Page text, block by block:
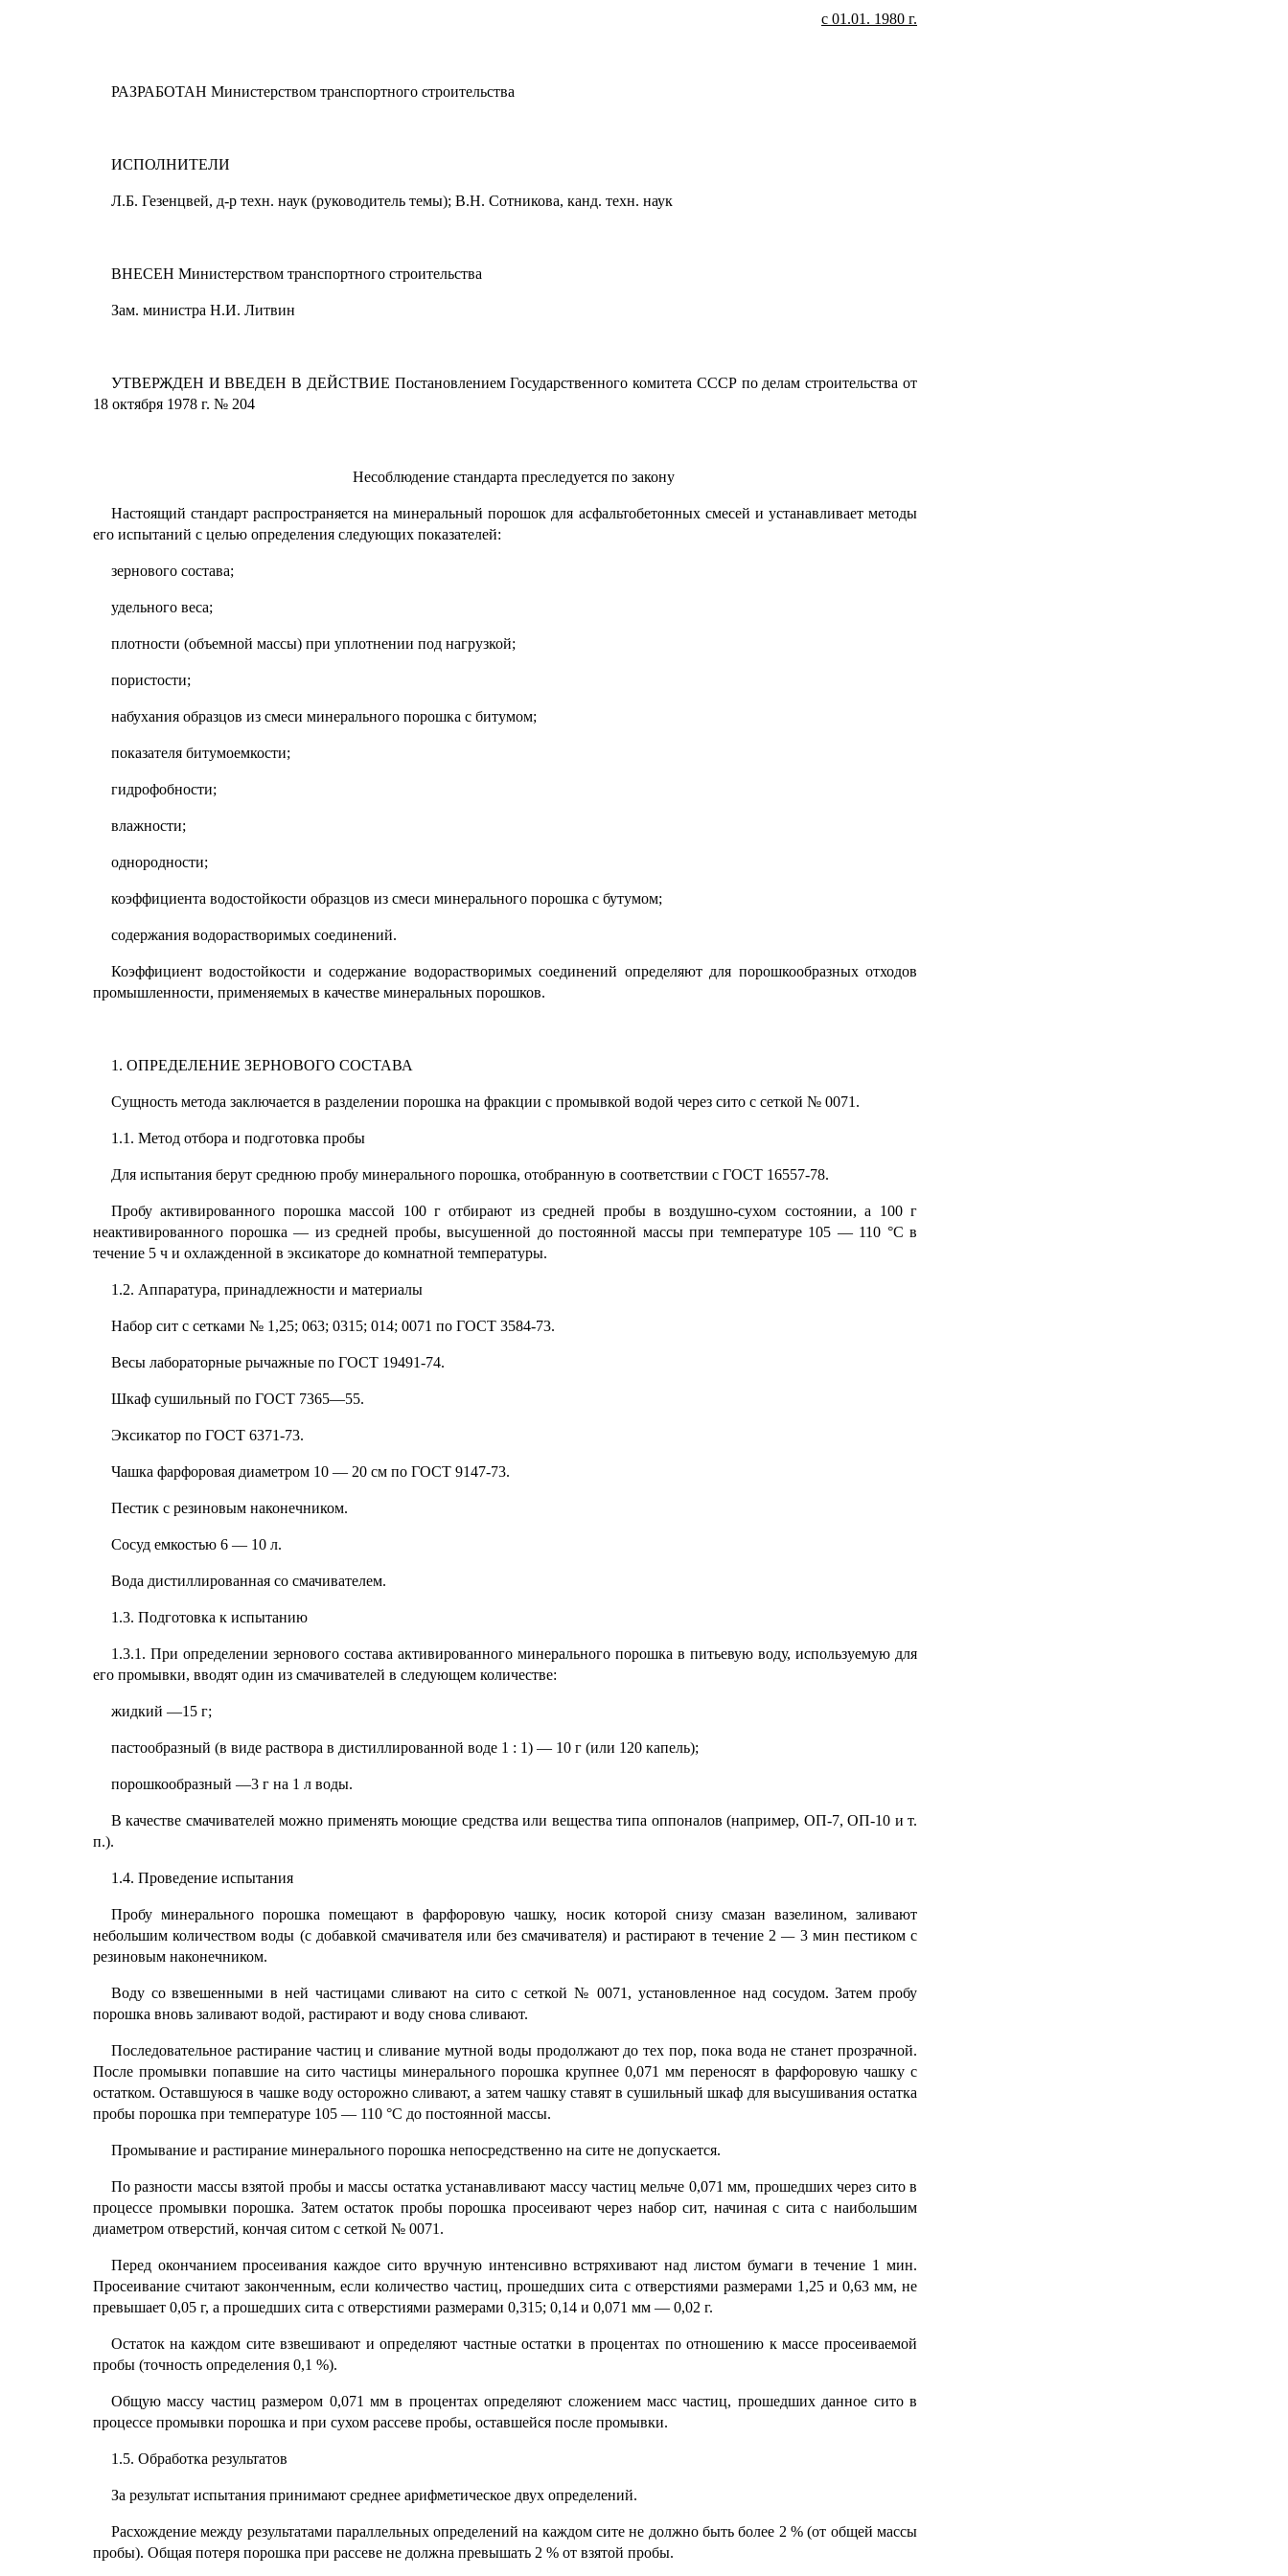
с 01.01. 1980 г.
РАЗРАБОТАН Министерством транспортного строительства
ИСПОЛНИТЕЛИ
Л.Б. Гезенцвей, д-р техн. наук (руководитель темы); В.Н. Сотникова, канд. техн. наук
ВНЕСЕН Министерством транспортного строительства
Зам. министра Н.И. Литвин
УТВЕРЖДЕН И ВВЕДЕН В ДЕЙСТВИЕ Постановлением Государственного комитета СССР по делам строительства от
18 октября 1978 г. № 204
Несоблюдение стандарта преследуется по закону
Настоящий стандарт распространяется на минеральный порошок для асфальтобетонных смесей и устанавливает методы
его испытаний с целью определения следующих показателей:
зернового состава;
удельного веса;
плотности (объемной массы) при уплотнении под нагрузкой;
пористости;
набухания образцов из смеси минерального порошка с битумом;
показателя битумоемкости;
гидрофобности;
влажности;
однородности;
коэффициента водостойкости образцов из смеси минерального порошка с бутумом;
содержания водорастворимых соединений.
Коэффициент водостойкости и содержание водорастворимых соединений определяют для порошкообразных отходов
промышленности, применяемых в качестве минеральных порошков.
1. ОПРЕДЕЛЕНИЕ ЗЕРНОВОГО СОСТАВА
Сущность метода заключается в разделении порошка на фракции с промывкой водой через сито с сеткой № 0071.
1.1. Метод отбора и подготовка пробы
Для испытания берут среднюю пробу минерального порошка, отобранную в соответствии с ГОСТ 16557-78.
Пробу активированного порошка массой 100 г отбирают из средней пробы в воздушно-сухом состоянии, а 100 г
неактивированного порошка — из средней пробы, высушенной до постоянной массы при температуре 105 — 110 °С в
течение 5 ч и охлажденной в эксикаторе до комнатной температуры.
1.2. Аппаратура, принадлежности и материалы
Набор сит с сетками № 1,25; 063; 0315; 014; 0071 по ГОСТ 3584-73.
Весы лабораторные рычажные по ГОСТ 19491-74.
Шкаф сушильный по ГОСТ 7365—55.
Эксикатор по ГОСТ 6371-73.
Чашка фарфоровая диаметром 10 — 20 см по ГОСТ 9147-73.
Пестик с резиновым наконечником.
Сосуд емкостью 6 — 10 л.
Вода дистиллированная со смачивателем.
1.3. Подготовка к испытанию
1.3.1. При определении зернового состава активированного минерального порошка в питьевую воду, используемую для
его промывки, вводят один из смачивателей в следующем количестве:
жидкий —15 г;
пастообразный (в виде раствора в дистиллированной воде 1 : 1) — 10 г (или 120 капель);
порошкообразный —3 г на 1 л воды.
В качестве смачивателей можно применять моющие средства или вещества типа оппоналов (например, ОП-7, ОП-10 и т.
п.).
1.4. Проведение испытания
Пробу минерального порошка помещают в фарфоровую чашку, носик которой снизу смазан вазелином, заливают
небольшим количеством воды (с добавкой смачивателя или без смачивателя) и растирают в течение 2—3 мин пестиком с
резиновым наконечником.
Воду со взвешенными в ней частицами сливают на сито с сеткой № 0071, установленное над сосудом. Затем пробу
порошка вновь заливают водой, растирают и воду снова сливают.
Последовательное растирание частиц и сливание мутной воды продолжают до тех пор, пока вода не станет прозрачной.
После промывки попавшие на сито частицы минерального порошка крупнее 0,071 мм переносят в фарфоровую чашку с
остатком. Оставшуюся в чашке воду осторожно сливают, а затем чашку ставят в сушильный шкаф для высушивания остатка
пробы порошка при температуре 105 — 110 °С до постоянной массы.
Промывание и растирание минерального порошка непосредственно на сите не допускается.
По разности массы взятой пробы и массы остатка устанавливают массу частиц мельче 0,071 мм, прошедших через сито в
процессе промывки порошка. Затем остаток пробы порошка просеивают через набор сит, начиная с сита с наибольшим
диаметром отверстий, кончая ситом с сеткой № 0071.
Перед окончанием просеивания каждое сито вручную интенсивно встряхивают над листом бумаги в течение 1 мин.
Просеивание считают законченным, если количество частиц, прошедших сита с отверстиями размерами 1,25 и 0,63 мм, не
превышает 0,05 г, а прошедших сита с отверстиями размерами 0,315; 0,14 и 0,071 мм — 0,02 г.
Остаток на каждом сите взвешивают и определяют частные остатки в процентах по отношению к массе просеиваемой
пробы (точность определения 0,1 %).
Общую массу частиц размером 0,071 мм в процентах определяют сложением масс частиц, прошедших данное сито в
процессе промывки порошка и при сухом рассеве пробы, оставшейся после промывки.
1.5. Обработка результатов
За результат испытания принимают среднее арифметическое двух определений.
Расхождение между результатами параллельных определений на каждом сите не должно быть более 2 % (от общей массы
пробы). Общая потеря порошка при рассеве не должна превышать 2 % от взятой пробы.